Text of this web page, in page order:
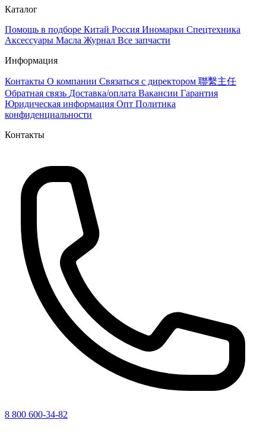
Каталог
Помощь в подборе Китай Россия Иномарки Спецтехника
Аксессуары Масла Журнал Все запчасти
Информация
Контакты О компании Связаться с директором 聯繫主任
Обратная связь Доставка/оплата Вакансии Гарантия
Юридическая информация Опт Политика
конфиденциальности
Контакты
8 800 600-34-82